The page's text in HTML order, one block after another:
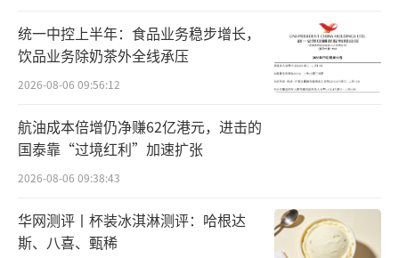
遇。目前公司市值处在低位，但值得更多投资
人关注。
从行业分布来看，银行、医药生物、基础
化工、汽车等行业公司市值有一定程度的增
长，传媒、家用电器、电子等行业公司市值下
降较大。
统一中控上半年：食品业务稳步增长，
饮品业务除奶茶外全线承压
2026-08-06 09:56:12
航油成本倍增仍净赚62亿港元，进击的
国泰靠“过境红利”加速扩张
2026-08-06 09:38:43
华网测评丨杯装冰淇淋测评：哈根达
斯、八喜、甄稀